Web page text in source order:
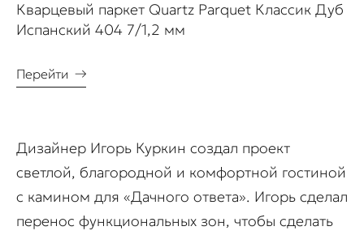
Кварцевый паркет Quartz Parquet Классик Дуб
Испанский 404 7/1,2 мм
Перейти →
Дизайнер Игорь Куркин создал проект
светлой, благородной и комфортной гостиной
с камином для «Дачного ответа». Игорь сделал
перенос функциональных зон, чтобы сделать